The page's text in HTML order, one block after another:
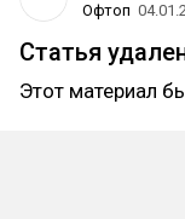
Офтоп
Статья
Этот материал